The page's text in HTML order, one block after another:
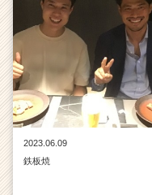
2023.06.09
鉄板焼